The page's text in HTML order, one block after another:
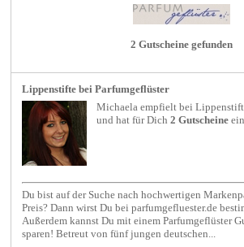
2 Gutscheine gefunden
Lippenstifte bei Parfumgeflüster
Michaela empfielt bei
und hat für Dich2 Gutscheine
Du bist auf der Suche nach hochwertigen
Preis? Dann wirst Du bei parfumgefluester.de
Außerdem kannst Du mit einem Parfumgeflüster
sparen! Betreut von fünf jungen deutschen...